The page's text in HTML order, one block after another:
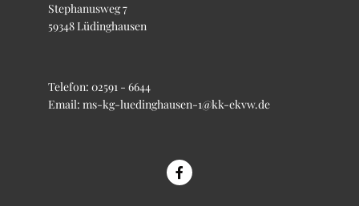
Stephanusweg 7
59348 Lüdinghausen
Telefon: 02591 - 6644
Email: ms-kg-luedinghausen-1@kk-ekvw.de